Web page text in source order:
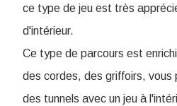
ce type de jeu est très
d'intérieur.
Ce type de parcours est
des cordes, des griffoirs, vous
des tunnels avec un jeu à